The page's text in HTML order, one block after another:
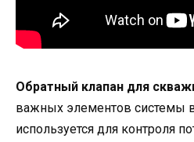
Обратный клапан для
важных элементов системы
используется для контроля